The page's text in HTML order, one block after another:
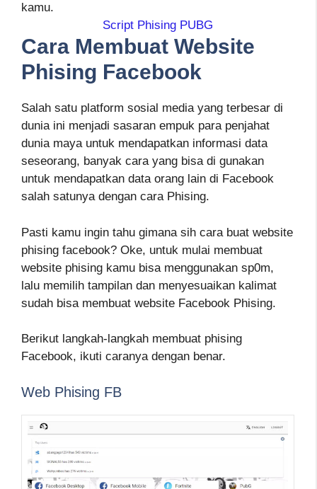
kamu.
Script Phising PUBG
Cara Membuat Website
Phising Facebook
Salah satu platform sosial media yang terbesar di
dunia ini menjadi sasaran empuk para penjahat
dunia maya untuk mendapatkan informasi data
seseorang, banyak cara yang bisa di gunakan
untuk mendapatkan data orang lain di Facebook
salah satunya dengan cara Phising.
Pasti kamu ingin tahu gimana sih cara buat website
phising facebook? Oke, untuk mulai membuat
website phising kamu bisa menggunakan sp0m,
lalu memilih tampilan dan menyesuaikan kalimat
sudah bisa membuat website Facebook Phising.
Berikut langkah-langkah membuat phising
Facebook, ikuti caranya dengan benar.
Web Phising FB